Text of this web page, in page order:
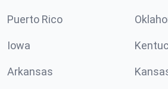
Puerto Rico
Iowa
Arkansas